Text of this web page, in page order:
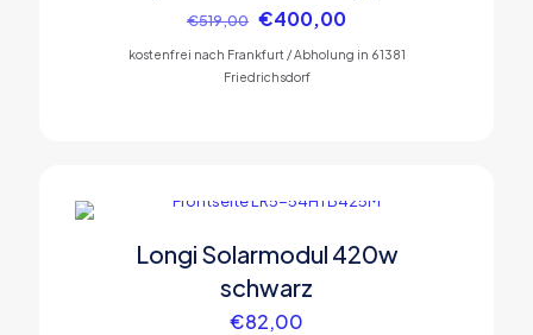
€519,00 Ursprünglicher
Preis
war:
€400,00Aktueller
Preis
kostenfrei nach Frankfurt / Abholung in 61381
Friedrichsdorf
Longi Solarmodul 420w
schwarz
€82,00